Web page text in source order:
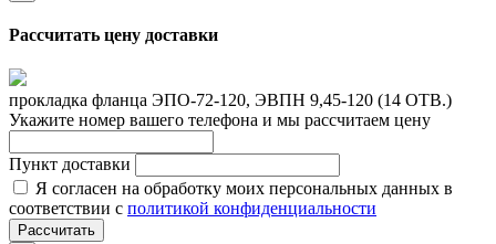
Рассчитать цену доставки
прокладка фланца ЭПО-72-120, ЭВПН 9,45-120 (14 ОТВ.)
Укажите номер вашего телефона и мы рассчитаем цену
Пункт доставки
Я согласен на обработку моих персональных данных в
соответствии с политикой конфиденциальности
Рассчитать